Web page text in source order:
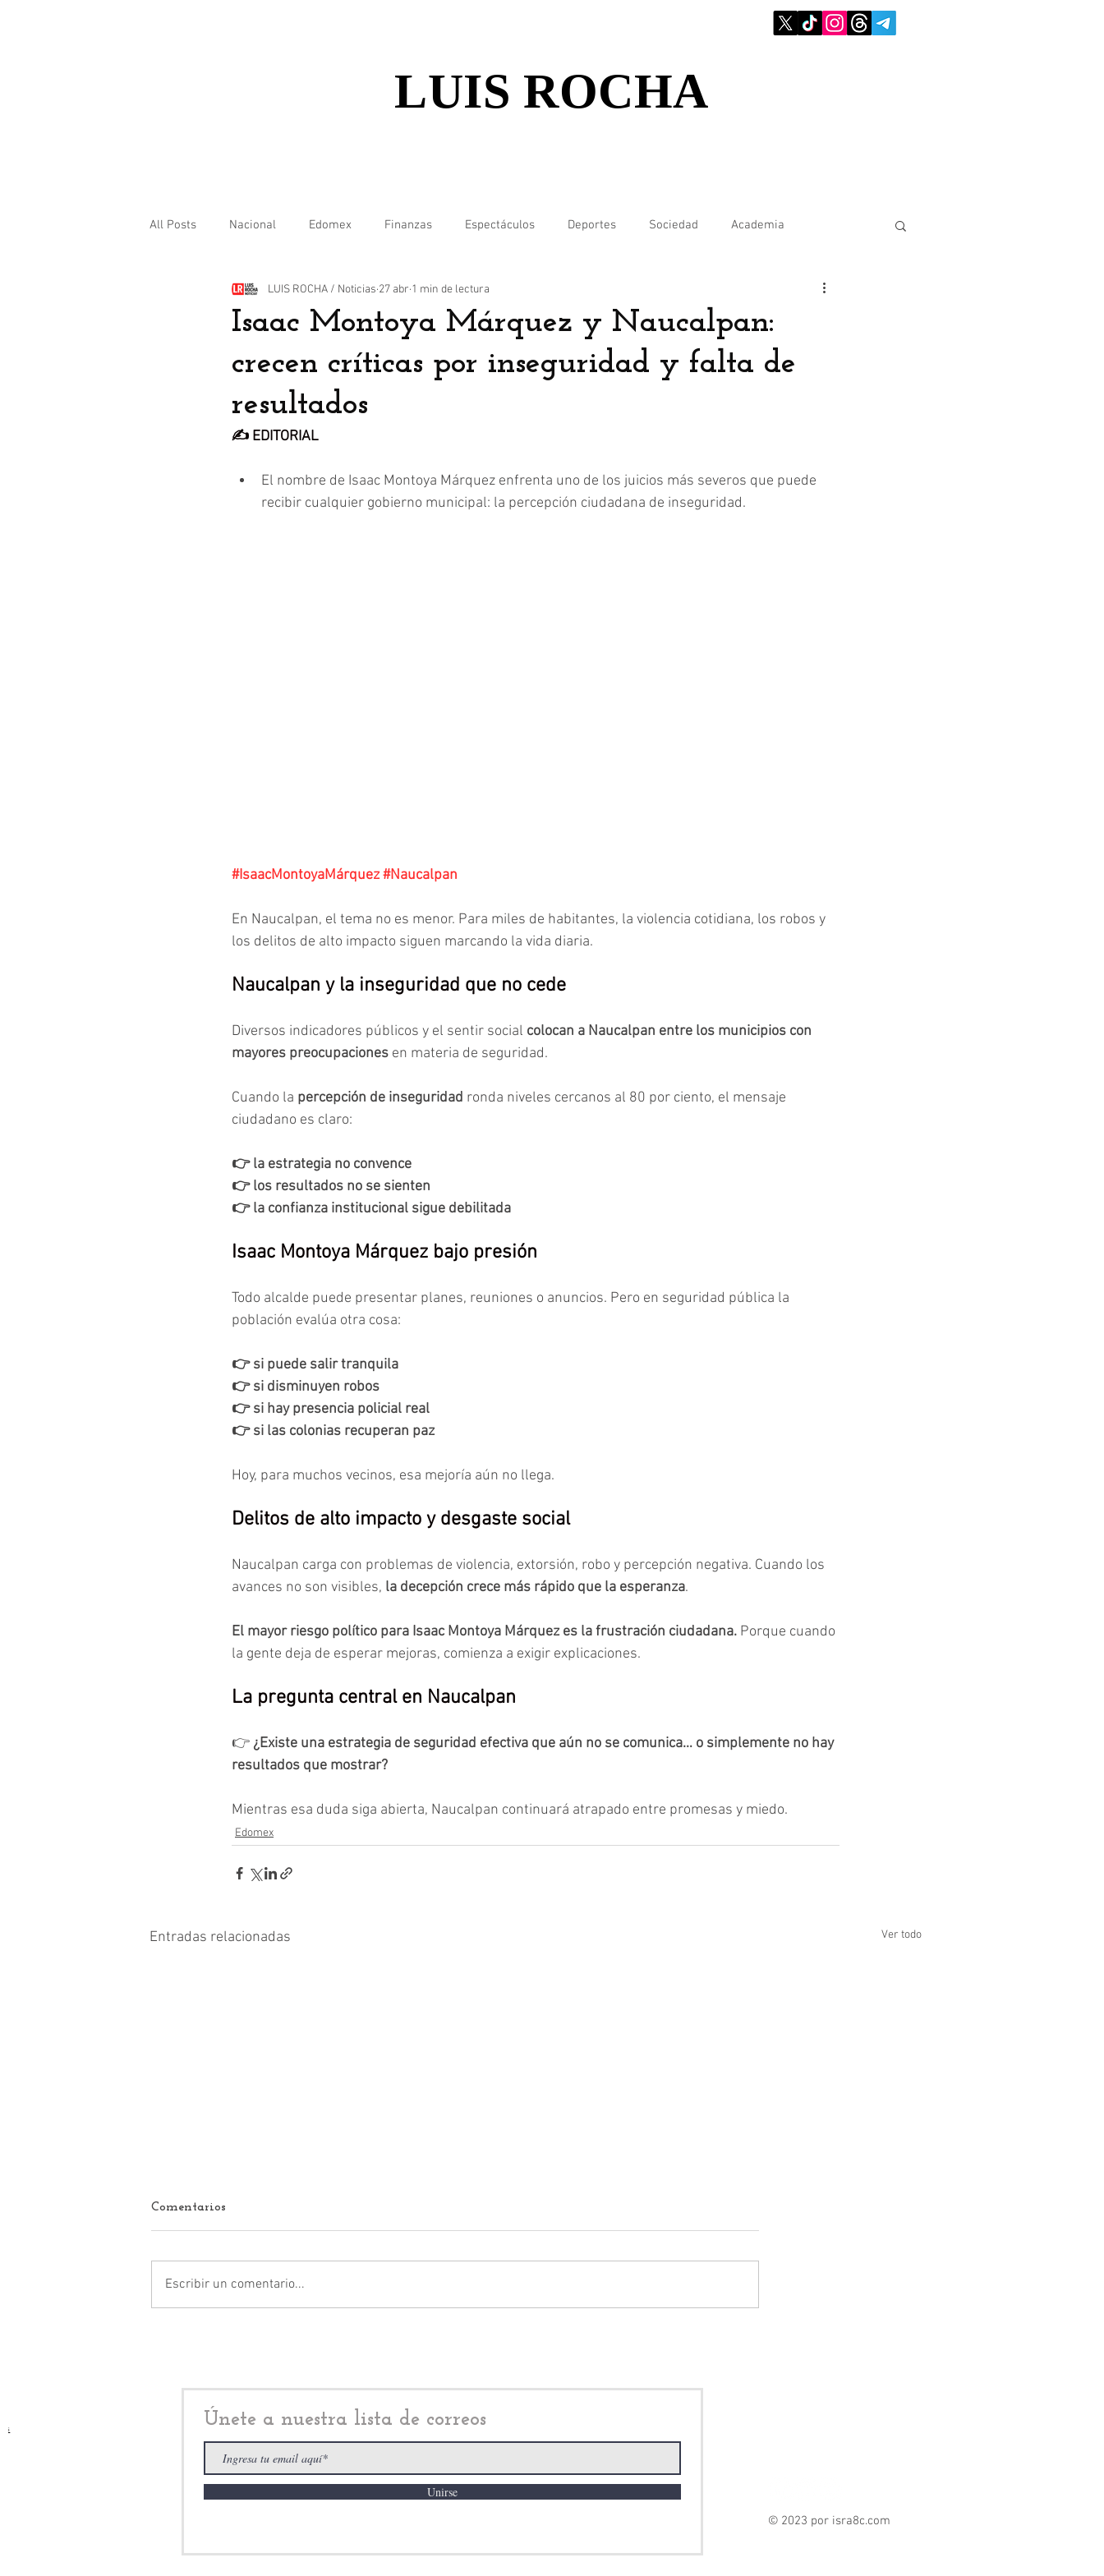
LUIS ROCHA
All Posts Nacional Edomex Finanzas Espectáculos Deportes Sociedad Academia
Internacional
Isaac Montoya Márquez y Naucalpan:
crecen críticas por inseguridad y falta de
resultados
LUIS ROCHA / Noticias 27 abr 1 min de lectura
✍️ EDITORIAL
El nombre de Isaac Montoya Márquez enfrenta uno de los juicios más severos que puede
recibir cualquier gobierno municipal: la percepción ciudadana de inseguridad.
#IsaacMontoyaMárquez#Naucalpan
En Naucalpan, el tema no es menor. Para miles de habitantes, la violencia cotidiana, los robos y
los delitos de alto impacto siguen marcando la vida diaria.
Naucalpan y la inseguridad que no cede
Diversos indicadores públicos y el sentir social colocan a Naucalpan entre los municipios con
mayores preocupaciones en materia de seguridad.
Cuando la percepción de inseguridad ronda niveles cercanos al 80 por ciento, el mensaje
ciudadano es claro:
👉 la estrategia no convence
👉 los resultados no se sienten
👉 la confianza institucional sigue debilitada
Isaac Montoya Márquez bajo presión
Todo alcalde puede presentar planes, reuniones o anuncios. Pero en seguridad pública la
población evalúa otra cosa:
👉 si puede salir tranquila
👉 si disminuyen robos
👉 si hay presencia policial real
👉 si las colonias recuperan paz
Hoy, para muchos vecinos, esa mejoría aún no llega.
Delitos de alto impacto y desgaste social
Naucalpan carga con problemas de violencia, extorsión, robo y percepción negativa. Cuando los
avances no son visibles, la decepción crece más rápido que la esperanza.
El mayor riesgo político para Isaac Montoya Márquez es la frustración ciudadana. Porque cuando
la gente deja de esperar mejoras, comienza a exigir explicaciones.
La pregunta central en Naucalpan
👉 ¿Existe una estrategia de seguridad efectiva que aún no se comunica… o simplemente no hay
resultados que mostrar?
Mientras esa duda siga abierta, Naucalpan continuará atrapado entre promesas y miedo.
Edomex
Entradas relacionadas Ver todo
terreno
Comentarios
Escribir un comentario...
Únete a nuestra lista de correos
Unirse
i
© 2023 por isra8c.com